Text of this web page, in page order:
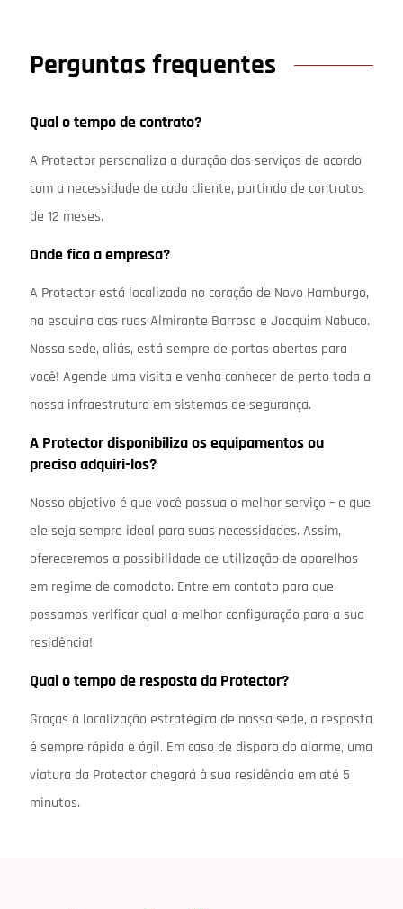
Perguntas frequentes
Qual o tempo de contrato?
A Protector personaliza a duração dos serviços de acordo
com a necessidade de cada cliente, partindo de contratos
de 12 meses.
Onde fica a empresa?
A Protector está localizada no coração de Novo Hamburgo,
na esquina das ruas Almirante Barroso e Joaquim Nabuco.
Nossa sede, aliás, está sempre de portas abertas para
você! Agende uma visita e venha conhecer de perto toda a
nossa infraestrutura em sistemas de segurança.
A Protector disponibiliza os equipamentos ou
preciso adquiri-los?
Nosso objetivo é que você possua o melhor serviço – e que
ele seja sempre ideal para suas necessidades. Assim,
ofereceremos a possibilidade de utilização de aparelhos
em regime de comodato. Entre em contato para que
possamos verificar qual a melhor configuração para a sua
residência!
Qual o tempo de resposta da Protector?
Graças à localização estratégica de nossa sede, a resposta
é sempre rápida e ágil. Em caso de disparo do alarme, uma
viatura da Protector chegará à sua residência em até 5
minutos.